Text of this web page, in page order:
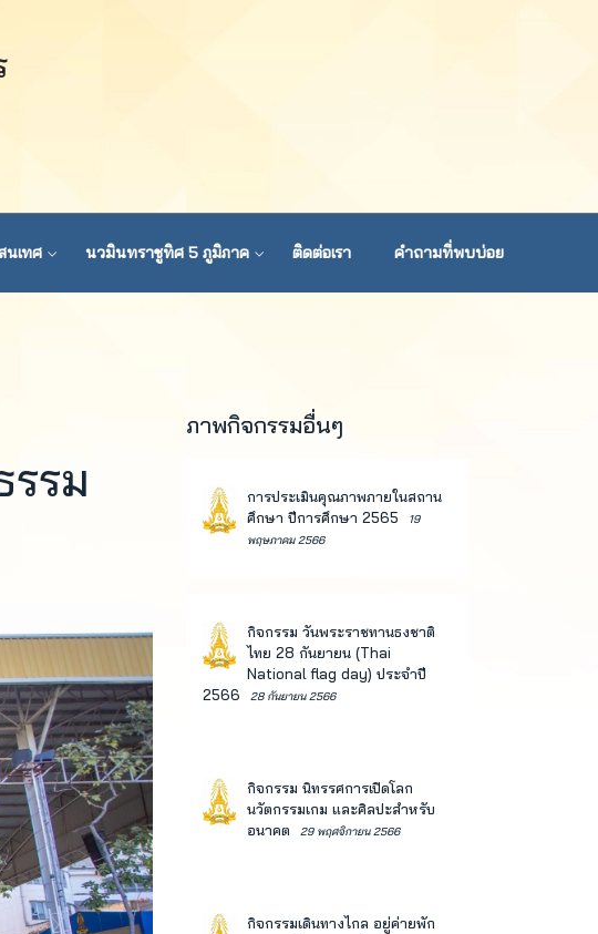
นเทศ นวมินทราชูทิศ 5 ภูมิภาค ติดต่อเรา คำถามที่พบบ่อย
รม
ภาพกิจกรรมอื่นๆ
การประเมินคุณภาพภายในสถาน
ศึกษา ปีการศึกษา 2565
19
พฤษภาคม 2566
กิจกรรม วันพระราชทานธงชาติ
ไทย 28 กันยายน (Thai
National flag day) ประจำปี
2566
28 กันยายน 2566
กิจกรรม นิทรรศการเปิดโลก
นวัตกรรมเกม และศิลปะสำหรับ
อนาคต
29 พฤศจิกายน 2566
กิจกรรมเดินทางไกล อยู่ค่ายพัก